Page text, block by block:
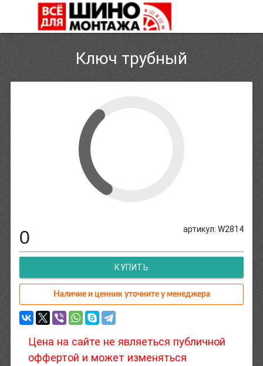
Ключ трубный
артикул: W2814
0
КУПИТЬ
Наличие и ценник уточните у менеджера
Цена на сайте не являеться публичной
оффертой и может изменяться